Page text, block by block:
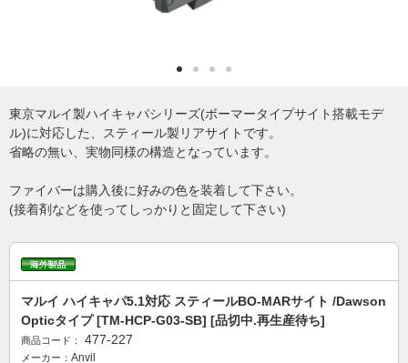
東京マルイ製ハイキャパシリーズ(ボーマータイプサイト搭載モデ
ル)に対応した、スティール製リアサイトです。
省略の無い、実物同様の構造となっています。
ファイバーは購入後に好みの色を装着して下さい。
(接着剤などを使ってしっかりと固定して下さい)
マルイ ハイキャパ5.1対応 スティールBO-MARサイト /Dawson
Opticタイプ [TM-HCP-G03-SB] [品切中.再生産待ち]
商品コード： 477-227
メーカー： Anvil